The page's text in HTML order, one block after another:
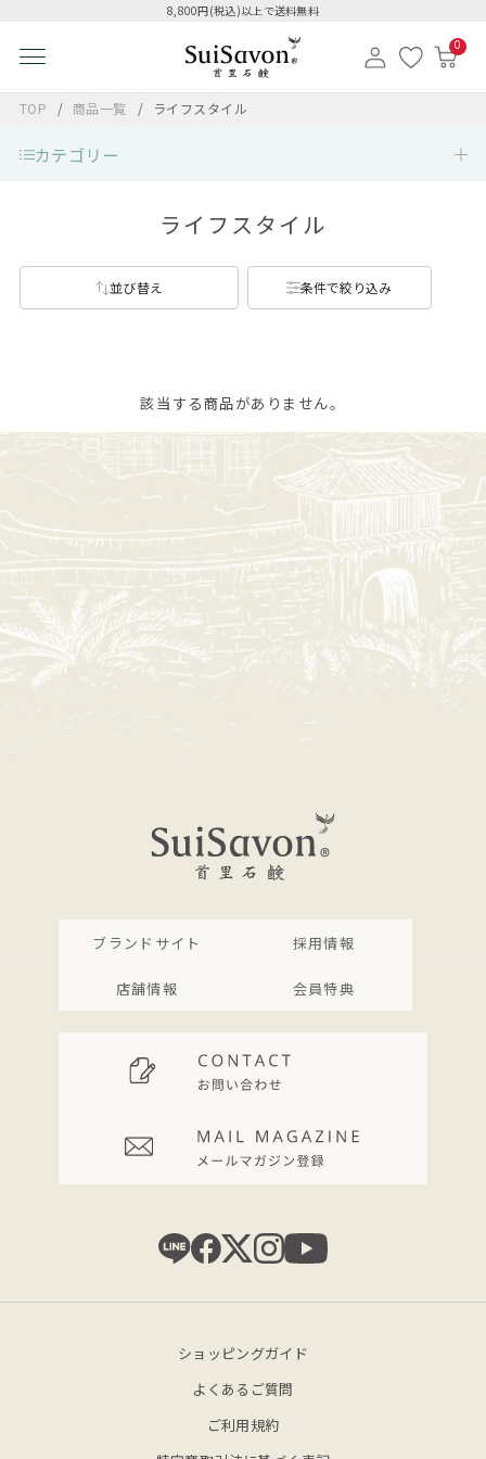
8,800円(税込)以上で送料無料
0
TOP 商品一覧 ライフスタイル
カテゴリー
ライフスタイル
並び替え 条件で絞り込み
該当する商品がありません。
ブランドサイト 採用情報
店舗情報 会員特典
ショッピングガイド
よくあるご質問
ご利用規約